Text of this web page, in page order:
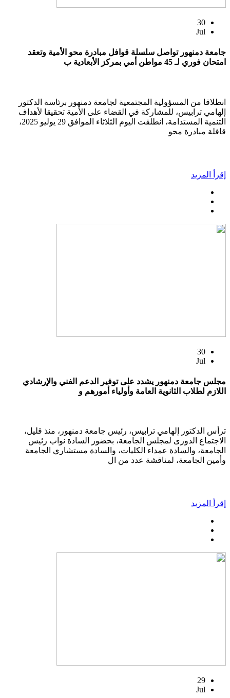
30
Jul
جامعة دمنهور تواصل سلسلة قوافل مبادرة محو الأمية وتعقد
امتحان فوري لـ 45 مواطن أمي بمركز الأبعادية ب
انطلاقا من المسؤولية المجتمعية لجامعة دمنهور برئاسة الدكتور
إلهامي ترابيس، للمشاركة في القضاء على الأمية تحقيقا لأهداف
التنمية المستدامة، انطلقت اليوم الثلاثاء الموافق 29 يوليو 2025،
قافلة مبادرة محو
إقرأ المزيد
30
Jul
مجلس جامعة دمنهور يشدد على توفير الدعم الفني والإرشادي
اللازم لطلاب الثانوية العامة وأولياء أمورهم و
ترأس الدكتور إلهامي ترابيس، رئيس جامعة دمنهور، منذ قليل،
الاجتماع الدورى لمجلس الجامعة، بحضور السادة نواب رئيس
الجامعة، والسادة عمداء الكليات، والسادة مستشاري الجامعة
وأمين الجامعة، لمناقشة عدد من ال
إقرأ المزيد
29
Jul